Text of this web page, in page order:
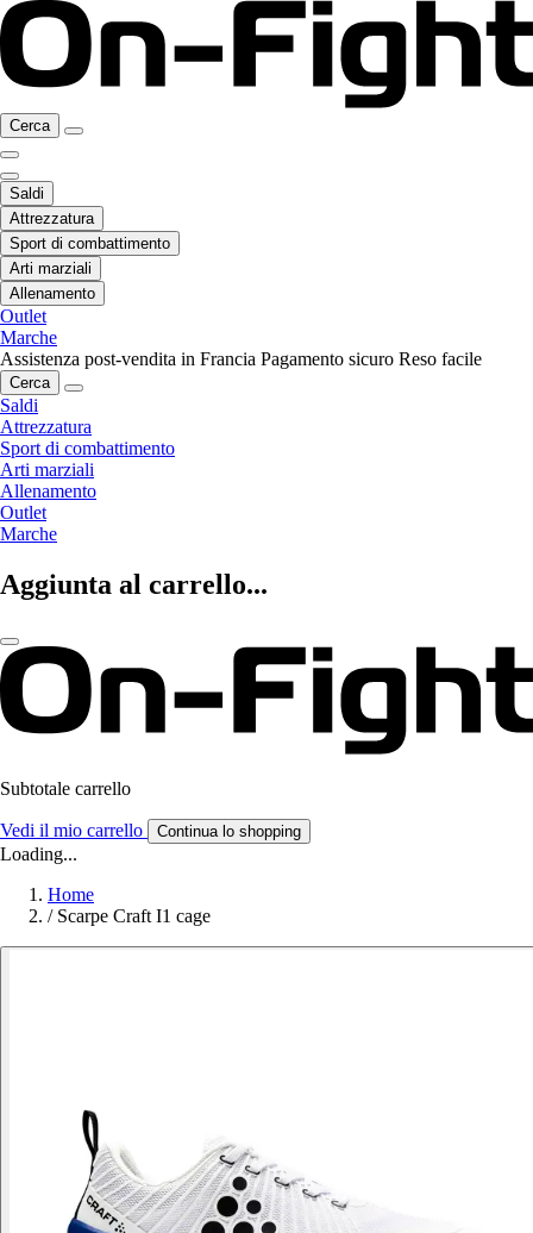
Cerca
Saldi
Attrezzatura
Sport di combattimento
Arti marziali
Allenamento
Outlet
Marche
Assistenza post-vendita in Francia Pagamento sicuro Reso facile
Cerca
Saldi
Attrezzatura
Sport di combattimento
Arti marziali
Allenamento
Outlet
Marche
Aggiunta al carrello...
Subtotale carrello
Vedi il mio carrello Continua lo shopping
Loading...
Home
/ Scarpe Craft I1 cage